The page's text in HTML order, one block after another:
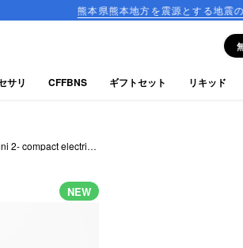
熊本県熊本地方を震源とする地震の影響による配
2- compact electric
NEW
サリ CFFBNS ギフトセット リキッド